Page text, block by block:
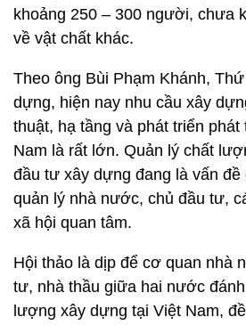
khoảng 250 – 300 người, chưa
về vật chất khác.
Theo ông Bùi Phạm Khánh,
dựng, hiện nay nhu cầu xây
thuật, hạ tầng và phát triển
Nam là rất lớn. Quản lý chất
đầu tư xây dựng đang là vấn
quản lý nhà nước, chủ đầu tư,
xã hội quan tâm.
Hội thảo là dịp để cơ quan nhà
tư, nhà thầu giữa hai nước
lượng xây dựng tại Việt Nam,